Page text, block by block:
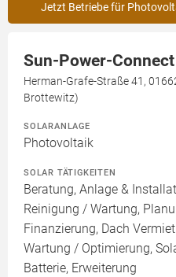
Jetzt Betriebe für
Sun-Power-Connect
Herman-Grafe-Straße 41,
Brottewitz)
SOLARANLAGE
Photovoltaik
SOLAR TÄTIGKEITEN
Beratung, Anlage &
Reinigung / Wartung,
Finanzierung, Dach
Wartung / Optimierung,
Batterie, Erweiterung